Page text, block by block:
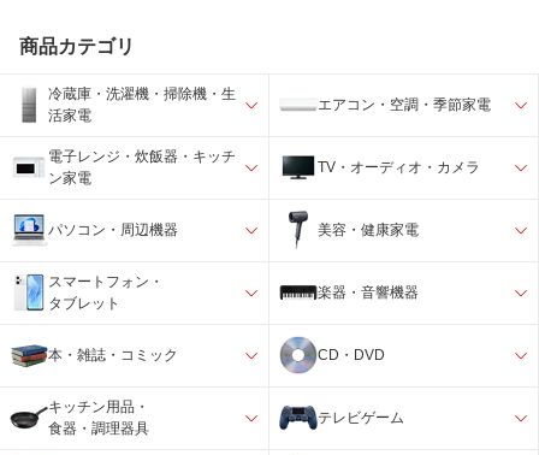
商品カテゴリ
冷蔵庫・洗濯機・掃除機・生
活家電
エアコン・空調・季節家電
電子レンジ・炊飯器・キッチ
ン家電
TV・オーディオ・カメラ
パソコン・周辺機器 美容・健康家電
スマートフォン・
タブレット
楽器・音響機器
本・雑誌・コミック CD・DVD
キッチン用品・
食器・調理器具
テレビゲーム